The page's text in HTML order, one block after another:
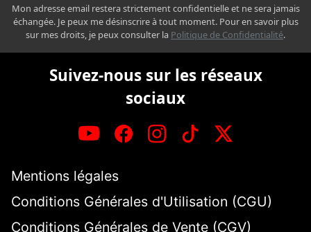
Mon adresse email restera strictement confidentielle et ne sera jamais
échangée. Je peux me désinscrire à tout moment. Pour en savoir plus
sur mes droits, je peux consulter la Politique de Confidentialité.
Suivez-nous sur les réseaux
sociaux
Mentions légales
Conditions Générales d'Utilisation (CGU)
Conditions Générales de Vente (CGV)